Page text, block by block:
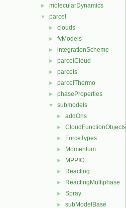
► molecularDynamics
▼ parcel
► clouds
► fvModels
► integrationScheme
► parcelCloud
► parcels
► parcelThermo
► phaseProperties
▼ submodels
► addOns
► CloudFunctionObjects
► ForceTypes
► Momentum
► MPPIC
► Reacting
► ReactingMultiphase
► Spray
► subModelBase